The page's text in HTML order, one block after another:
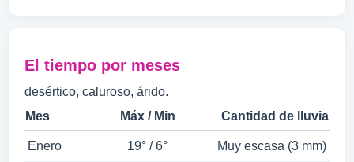
El tiempo por meses
desértico, caluroso, árido.
Mes
Máx / Min Cantidad de lluvia
Enero 19° / 6° Muy escasa (3 mm)